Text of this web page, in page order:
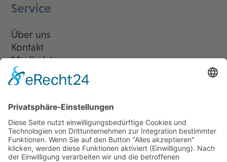
Service
Über uns
Kontakt
Mediadaten
Newsletter
LogIn
Legal
Impressum
Datenschutzerklärung